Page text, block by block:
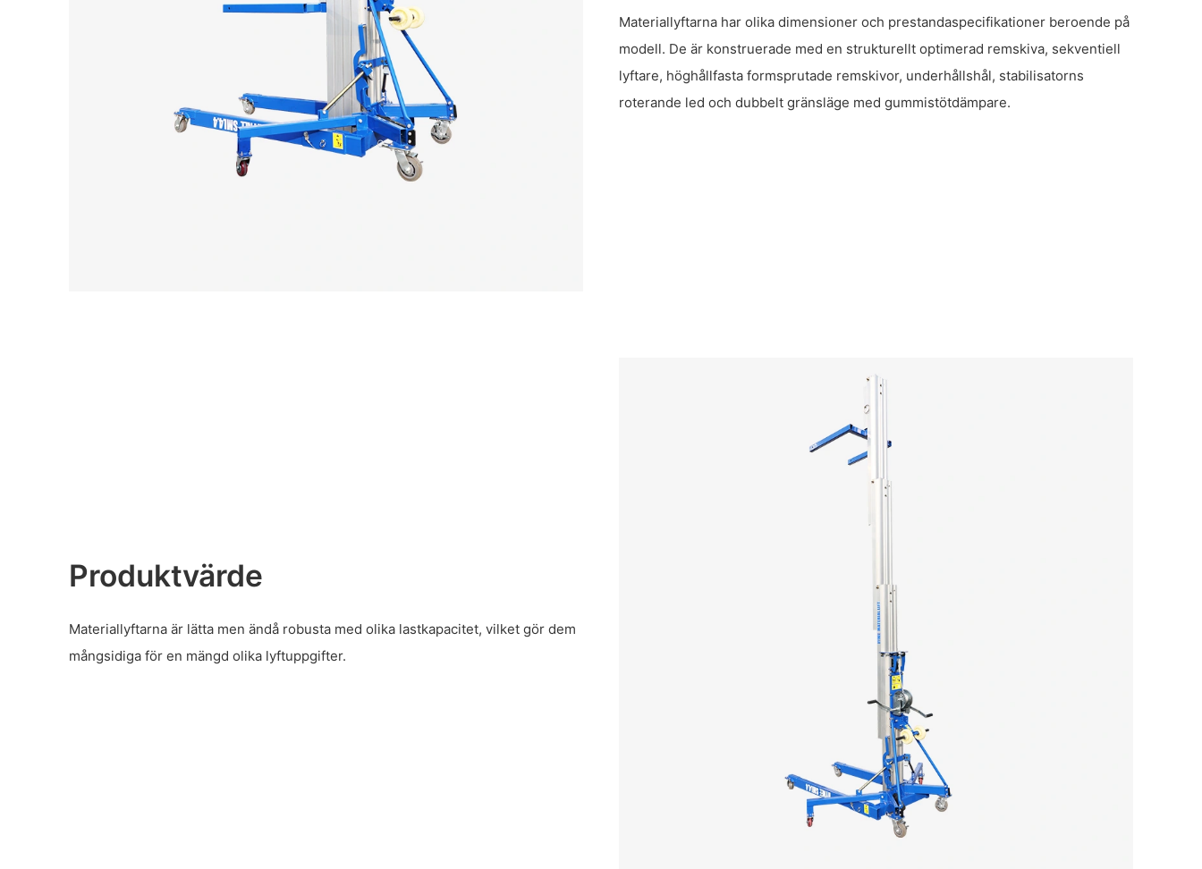
Materiallyftarna har olika dimensioner och prestandaspecifikationer beroende på
modell. De är konstruerade med en strukturellt optimerad remskiva, sekventiell
lyftare, höghållfasta formsprutade remskivor, underhållshål, stabilisatorns
roterande led och dubbelt gränsläge med gummistötdämpare.
Produktvärde
Materiallyftarna är lätta men ändå robusta med olika lastkapacitet, vilket gör dem
mångsidiga för en mängd olika lyftuppgifter.